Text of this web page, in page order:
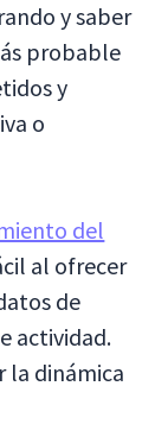
y saber
probable
y
o
del
al ofrecer
de
actividad.
la dinámica